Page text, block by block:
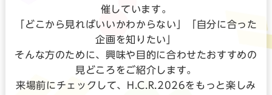
催しています。
「どこから見ればいいかわからない」「自分に合った
企画を知りたい」
そんな方のために、興味や目的に合わせたおすすめの
見どころをご紹介します。
来場前にチェックして、H.C.R.2026をもっと楽しみ